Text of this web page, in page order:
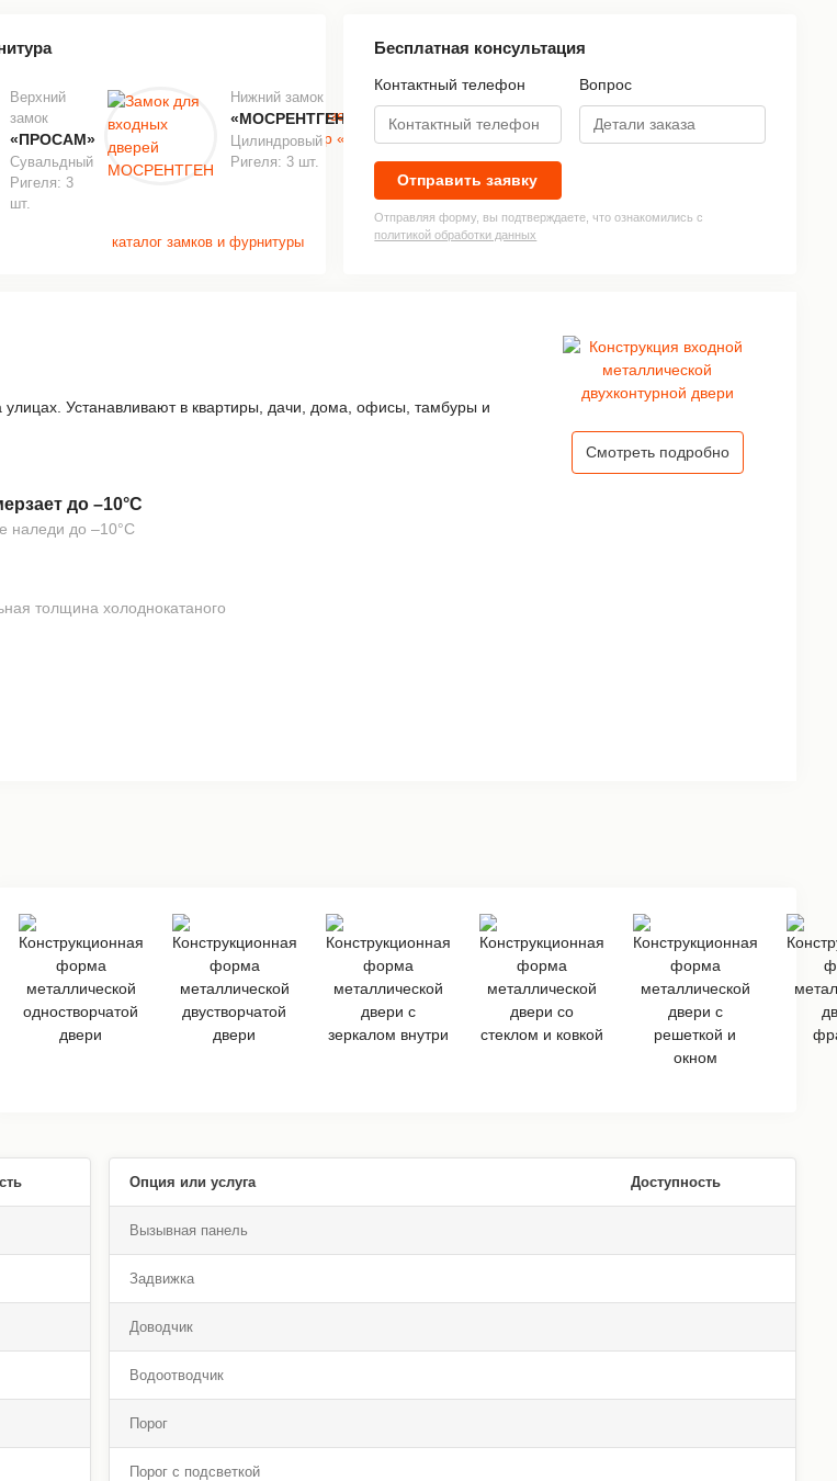
Верхний
замок
«ПРОСАМ»
Сувальдный
Ригеля: 3
шт.
Нижний замок
«МОСРЕНТГЕН»
Цилиндровый
Ригеля: 3 шт.
каталог замков и фурнитуры
Бесплатная консультация
Контактный телефон Вопрос
Отправить заявку
Отправляя форму, вы подтверждаете, что ознакомились с
политикой обработки данных
Устанавливают в квартиры, дачи, дома, офисы, тамбуры и
до –10°С
наледи до –10°С
толщина холоднокатаного
Смотреть подробно
Опция или услуга Доступность
Вызывная панель
Задвижка
Доводчик
Водоотводчик
Порог
Порог с подсветкой